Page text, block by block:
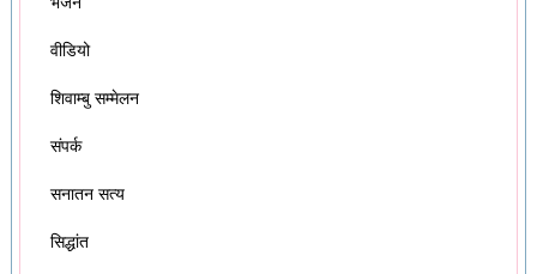
वीडियो
शिवाम्बु सम्मेलन
संपर्क
सनातन सत्य
सिद्धांत